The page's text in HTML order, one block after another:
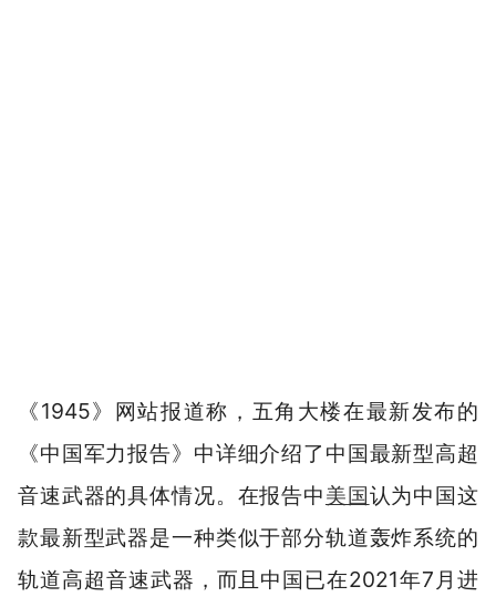
《1945》网站报道称，五角大楼在最新发布的
《中国军力报告》中详细介绍了中国最新型高超
音速武器的具体情况。在报告中美国认为中国这
款最新型武器是一种类似于部分轨道轰炸系统的
轨道高超音速武器，而且中国已在2021年7月进